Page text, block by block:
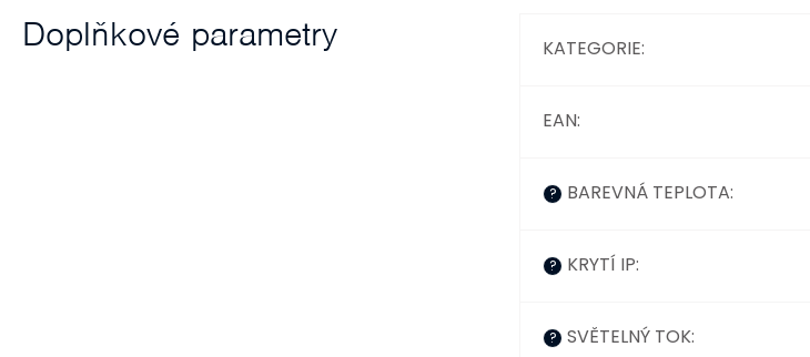
Doplňkové parametry KATEGORIE:
EAN:
? BAREVNÁ TEPLOTA:
? KRYTÍ IP:
? SVĚTELNÝ TOK: